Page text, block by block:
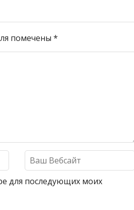
помечены *
для последующих моих